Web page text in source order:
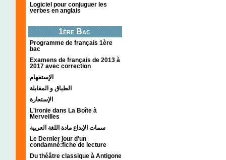
Logiciel pour conjuguer les
verbes en anglais
1ère Bac
Programme de français 1ère
bac
Examens de français de 2013 à
2017 avec correction
الإستفهام
الطباق و المقابلة
الإستعارة
L'ironie dans La Boîte à
Merveilles
سمات الإبداع مادة اللغة العربية
Le Dernier jour d'un
condamné:fiche de lecture
Du théâtre classique à Antigone